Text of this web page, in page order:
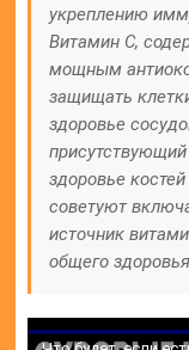
укреплению
Витамин С,
мощным
защищать
здоровье
здоровье
советуют
источник
общего